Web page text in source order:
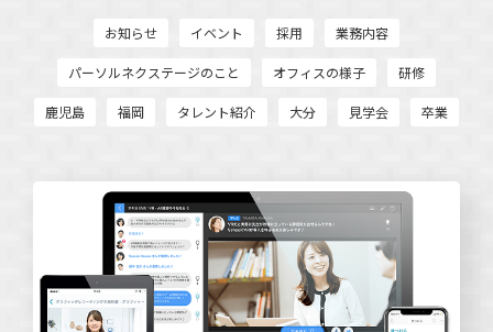
お知らせ イベント 採用 業務内容
パーソルネクステージのこと オフィスの様子 研修
鹿児島 福岡 タレント紹介 大分 見学会 卒業